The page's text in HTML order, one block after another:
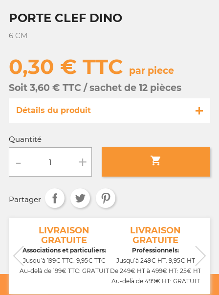
PORTE CLEF DINO
6 CM
0,30 € TTC par piece
Soit 3,60 € TTC / sachet de 12 pièces
Détails du produit
Référence
Conditionnement :
Age :
Quantité

Partager
LIVRAISON
GRATUITE
Associations et particuliers:
Jusqu’à 199€ TTC: 9,95€ TTC
Au-delà de 199€ TTC: GRATUIT
LIVRAISON
GRATUITE
Professionnels:
Jusqu’à 249€ HT: 9,95€ HT
De 249€ HT à 499€ HT: 25€ HT
Au-delà de 499€ HT: GRATUIT